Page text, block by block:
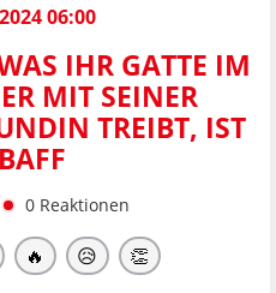
06:00
IHR GATTE IM
MIT SEINER
TREIBT, IST
0 Reaktionen
🔥 😥 👏